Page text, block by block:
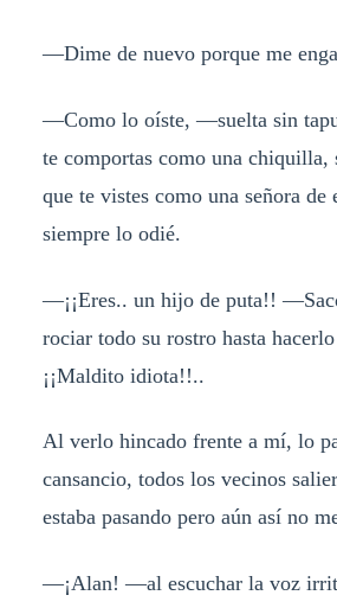
—Dime de nuevo porque me
—Como lo oíste, —suelta sin
te comportas como una chiquilla,
que te vistes como una señora de
siempre lo odié.
—¡¡Eres.. un hijo de puta!!
rociar todo su rostro hasta
¡¡Maldito idiota!!..
Al verlo hincado frente a mí, lo
cansancio, todos los vecinos
estaba pasando pero aún así no
—¡Alan! —al escuchar la voz